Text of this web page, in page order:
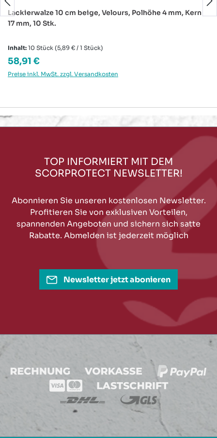
Lackierwalze 10 cm beige, Velours, Polhöhe 4 mm, Kern
17 mm, 10 Stk.
Inhalt: 10 Stück (5,89 € / 1 Stück)
Regulärer Preis:
58,91 €
Preise inkl. MwSt. zzgl. Versandkosten
TOP INFORMIERT MIT DEM
SCORPROTECT NEWSLETTER!
Abonnieren Sie unseren kostenlosen Newsletter.
Profitieren Sie von exklusiven Vorteilen,
spannenden Angeboten und sichern sich satte
Rabatte. Abmelden ist jederzeit möglich
Newsletter jetzt abonieren